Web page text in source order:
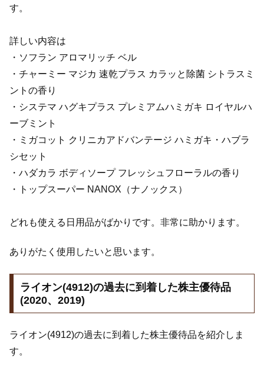
す。
詳しい内容は
・ソフラン アロマリッチ ベル
・チャーミー マジカ 速乾プラス カラッと除菌 シトラスミ
ントの香り
・システマ ハグキプラス プレミアムハミガキ ロイヤルハ
ーブミント
・ミガコット クリニカアドバンテージ ハミガキ・ハブラ
シセット
・ハダカラ ボディソープ フレッシュフローラルの香り
・トップスーパー NANOX（ナノックス）
どれも使える日用品がばかりです。非常に助かります。
ありがたく使用したいと思います。
ライオン(4912)の過去に到着した株主優待品
(2020、2019)
ライオン(4912)の過去に到着した株主優待品を紹介しま
す。